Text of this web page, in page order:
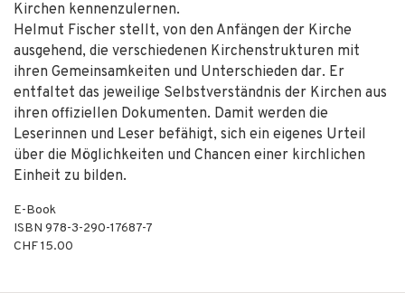
Kirchen kennenzulernen.
Helmut Fischer stellt, von den Anfängen der Kirche
ausgehend, die verschiedenen Kirchenstrukturen mit
ihren Gemeinsamkeiten und Unterschieden dar. Er
entfaltet das jeweilige Selbstverständnis der Kirchen aus
ihren offiziellen Dokumenten. Damit werden die
Leserinnen und Leser befähigt, sich ein eigenes Urteil
über die Möglichkeiten und Chancen einer kirchlichen
Einheit zu bilden.
E-Book
ISBN 978-3-290-17687-7
CHF 15.00